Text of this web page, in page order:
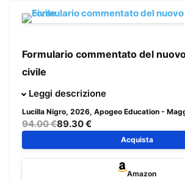
Formulario commentato del
civile
Giunto all’VIII edizione, il Formulario
operativo indispensabile per il
affrontare il processo civile alla luce
riforme.
aggiornato al Decreto
Leggi descrizione
Lucilla Nigro, 2026, Apogeo Education -
94.00 €89.30 €
Acquista
Amazon